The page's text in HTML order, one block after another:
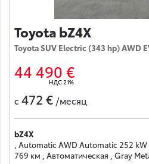
Toyota bZ4X
Toyota SUV Electric (343 hp) AWD
44 490 €
НДС 21%
с 472 € /месяц
bZ4X
, Automatic AWD Automatic 252
769 км , Автоматическая , Gray